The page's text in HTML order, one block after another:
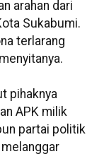
arahan dari
Sukabumi.
terlarang
pihaknya
APK milik
partai politik